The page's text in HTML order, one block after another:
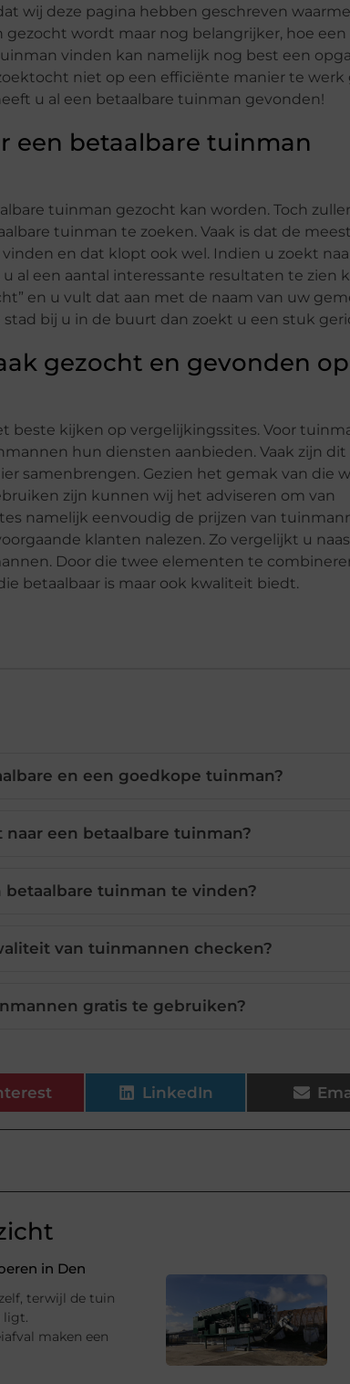
wij deze pagina hebben geschreven
wordt maar nog belangrijker, hoe een
vinden kan namelijk nog best een
niet op een efficiënte manier te werk
u al een betaalbare tuinman gevonden!
een betaalbare tuinman
tuinman gezocht kan worden. Toch
tuinman te zoeken. Vaak is dat de
en dat klopt ook wel. Indien u zoekt
al een aantal interessante resultaten te zien
en u vult dat aan met de naam van uw
bij u in de buurt dan zoekt u een stuk
gezocht en gevonden op
kijken op vergelijkingssites. Voor
hun diensten aanbieden. Vaak zijn dit
samenbrengen. Gezien het gemak van die
zijn kunnen wij het adviseren om van
namelijk eenvoudig de prijzen van
klanten nalezen. Zo vergelijkt u
Door die twee elementen te
betaalbaar is maar ook kwaliteit biedt.
en een goedkope tuinman?
een betaalbare tuinman?
tuinman te vinden?
van tuinmannen checken?
gratis te gebruiken?
LinkedIn
in Den
terwijl de tuin
ligt.
maken een